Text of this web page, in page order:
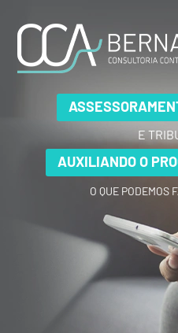
E
AUXILIANDO O
O QUE PODEMOS
E
AUXILIANDO O
O QUE PODEMOS
E
AUXILIANDO O
O QUE PODEMOS